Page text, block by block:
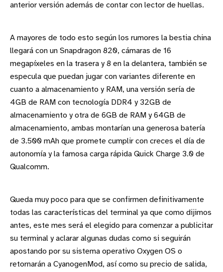
anterior versión además de contar con lector de huellas.
A mayores de todo esto según los rumores la bestia china
llegará con un Snapdragon 820, cámaras de 16
megapíxeles en la trasera y 8 en la delantera, también se
especula que puedan jugar con variantes diferente en
cuanto a almacenamiento y RAM, una versión sería de
4GB de RAM con tecnología DDR4 y 32GB de
almacenamiento y otra de 6GB de RAM y 64GB de
almacenamiento, ambas montarían una generosa batería
de 3.500 mAh que promete cumplir con creces el día de
autonomía y la famosa carga rápida Quick Charge 3.0 de
Qualcomm.
Queda muy poco para que se confirmen definitivamente
todas las características del terminal ya que como dijimos
antes, este mes será el elegido para comenzar a publicitar
su terminal y aclarar algunas dudas como si seguirán
apostando por su sistema operativo Oxygen OS o
retornarán a CyanogenMod, así como su precio de salida,